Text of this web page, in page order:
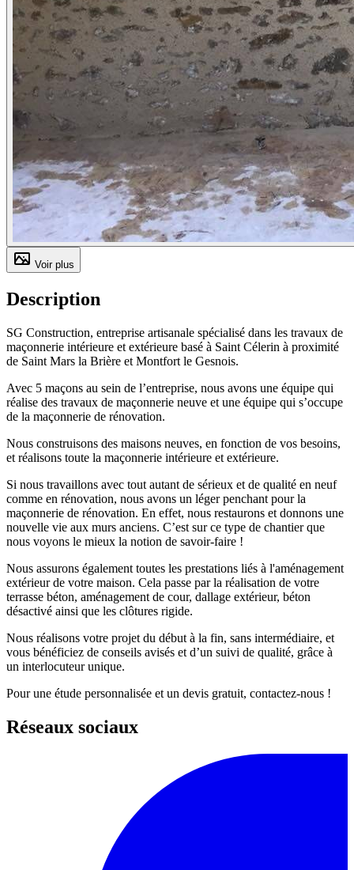
Voir plus
Description
SG Construction, entreprise artisanale spécialisé dans les travaux de
maçonnerie intérieure et extérieure basé à Saint Célerin à proximité
de Saint Mars la Brière et Montfort le Gesnois.
Avec 5 maçons au sein de l’entreprise, nous avons une équipe qui
réalise des travaux de maçonnerie neuve et une équipe qui s’occupe
de la maçonnerie de rénovation.
Nous construisons des maisons neuves, en fonction de vos besoins,
et réalisons toute la maçonnerie intérieure et extérieure.
Si nous travaillons avec tout autant de sérieux et de qualité en neuf
comme en rénovation, nous avons un léger penchant pour la
maçonnerie de rénovation. En effet, nous restaurons et donnons une
nouvelle vie aux murs anciens. C’est sur ce type de chantier que
nous voyons le mieux la notion de savoir-faire !
Nous assurons également toutes les prestations liés à l'aménagement
extérieur de votre maison. Cela passe par la réalisation de votre
terrasse béton, aménagement de cour, dallage extérieur, béton
désactivé ainsi que les clôtures rigide.
Nous réalisons votre projet du début à la fin, sans intermédiaire, et
vous bénéficiez de conseils avisés et d’un suivi de qualité, grâce à
un interlocuteur unique.
Pour une étude personnalisée et un devis gratuit, contactez-nous !
Réseaux sociaux